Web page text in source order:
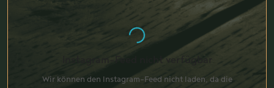
Instagram-Feed nicht verfügbar
Wir können den Instagram-Feed nicht laden, da die